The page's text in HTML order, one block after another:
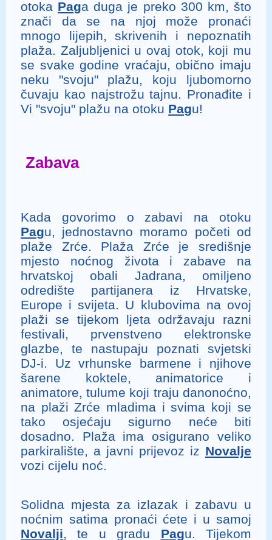
otoka Paga duga je preko 300 km, što
znači da se na njoj može pronaći
mnogo lijepih, skrivenih i nepoznatih
plaža. Zaljubljenici u ovaj otok, koji mu
se svake godine vraćaju, obično imaju
neku "svoju" plažu, koju ljubomorno
čuvaju kao najstrožu tajnu. Pronađite i
Vi "svoju" plažu na otoku Pagu!
Zabava
Kada govorimo o zabavi na otoku
Pagu, jednostavno moramo početi od
plaže Zrće. Plaža Zrće je središnje
mjesto noćnog života i zabave na
hrvatskoj obali Jadrana, omiljeno
odredište partijanera iz Hrvatske,
Europe i svijeta. U klubovima na ovoj
plaži se tijekom ljeta održavaju razni
festivali, prvenstveno elektronske
glazbe, te nastupaju poznati svjetski
DJ-i. Uz vrhunske barmene i njihove
šarene koktele, animatorice i
animatore, tulume koji traju danonoćno,
na plaži Zrće mladima i svima koji se
tako osjećaju sigurno neće biti
dosadno. Plaža ima osigurano veliko
parkiralište, a javni prijevoz iz Novalje
vozi cijelu noć.
Solidna mjesta za izlazak i zabavu u
noćnim satima pronaći ćete i u samoj
Novalji, te u gradu Pagu. Tijekom